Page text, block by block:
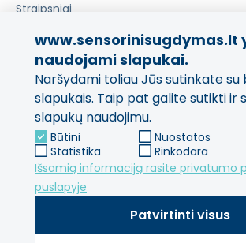
Straipsniai
Pasidalinkite savo patirtimi!
Jūsų nuomonė svarbi mums
ir kitiems pirkėjams.
Palikti atsiliepimą
www.sensorinisugdymas.lt
naudojami slapukai.
Naršydami toliau Jūs sutinkate su
slapukais. Taip pat galite sutikti ir
slapukų naudojimu.
Būtini
Nuostatos
Statistika
Rinkodara
Išsamią informaciją rasite privatumo
puslapyje
Patvirtinti visus